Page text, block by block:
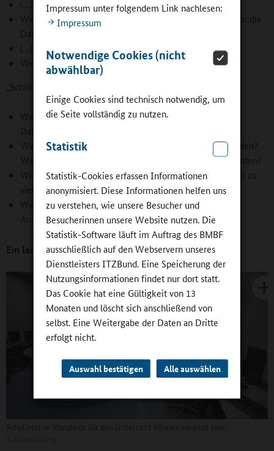
Impressum unter folgendem Link nachlesen:
Impressum
Notwendige Cookies (nicht
abwählbar)
Einige Cookies sind technisch notwendig, um
die Seite vollständig zu nutzen.
Statistik
Statistik-Cookies erfassen Informationen
anonymisiert. Diese Informationen helfen uns
zu verstehen, wie unsere Besucher und
Besucherinnen unsere Website nutzen. Die
Statistik-Software läuft im Auftrag des BMBF
ausschließlich auf den Webservern unseres
Dienstleisters ITZBund. Eine Speicherung der
Nutzungsinformationen findet nur dort statt.
Das Cookie hat eine Gültigkeit von 13
Monaten und löscht sich anschließend von
selbst. Eine Weitergabe der Daten an Dritte
erfolgt nicht.
Auswahl bestätigen Alle auswählen
(…)
Welche Methoden der Datenerhebung bieten sich an, um die
Datenmengen handhabbar zu halten?
(…)
Welcher Zeitplan ist dafür realistisch?“
„Schritt 5: Maßnahmen planen"
Welche konkreten Maßnahmen lassen sich aus der
Datenanalyse ableiten?
Welche Maßnahmen können davon sofort realisiert werden?
Welche müssen längerfristig geplant und umgesetzt werden?
Wie priorisieren wir die Maßnahmen, damit wir uns nicht zu
viel vornehmen?
Welche Unterstützung brauchen wir, z. B. Fortbildungen,
Austausch mit andern Schulen (Hospitation)?“
Ein langer Atem ist gefragt